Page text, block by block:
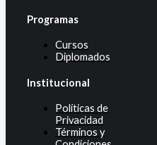
Programas
Cursos
Diplomados
Institucional
Políticas de
Privacidad
Términos y